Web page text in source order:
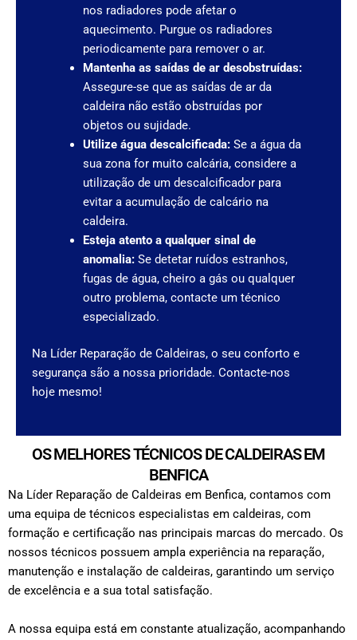
nos radiadores pode afetar o
aquecimento. Purgue os radiadores
periodicamente para remover o ar.
Mantenha as saídas de ar desobstruídas:
Assegure-se que as saídas de ar da
caldeira não estão obstruídas por
objetos ou sujidade.
Utilize água descalcificada:Se a água da
sua zona for muito calcária, considere a
utilização de um descalcificador para
evitar a acumulação de calcário na
caldeira.
Esteja atento a qualquer sinal de
anomalia:Se detetar ruídos estranhos,
fugas de água, cheiro a gás ou qualquer
outro problema, contacte um técnico
especializado.
Na Líder Reparação de Caldeiras, o seu conforto e
segurança são a nossa prioridade. Contacte-nos
hoje mesmo!
OS MELHORES TÉCNICOS DE CALDEIRAS EM
BENFICA
Na Líder Reparação de Caldeiras em Benfica, contamos com
uma equipa de técnicos especialistas em caldeiras, com
formação e certificação nas principais marcas do mercado. Os
nossos técnicos possuem ampla experiência na reparação,
manutenção e instalação de caldeiras, garantindo um serviço
de excelência e a sua total satisfação.
A nossa equipa está em constante atualização, acompanhando